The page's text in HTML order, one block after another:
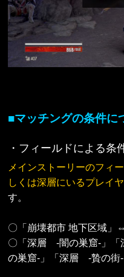
■マッチングの条件に
・フィールドによる条
メインストーリーのフィ
しくは深層にいるプレイ
す。
〇「崩壊都市 地下区域」
〇「深層 -闇の巣窟-」
の巣窟-」「深層 -贄の街-